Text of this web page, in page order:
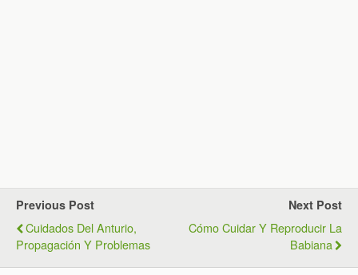
Previous Post
Cuidados Del Anturio,
Propagación Y Problemas
Next Post
Cómo Cuidar Y Reproducir La
Babiana